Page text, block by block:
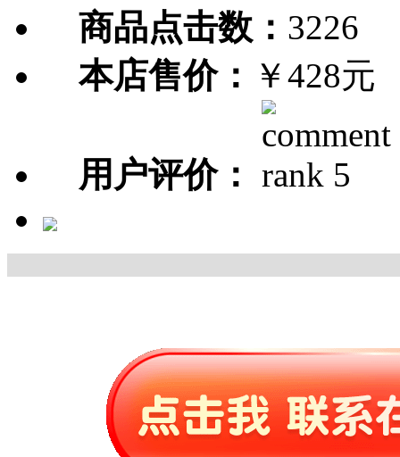
商品点击数： 3226
本店售价： ￥428元
用户评价：